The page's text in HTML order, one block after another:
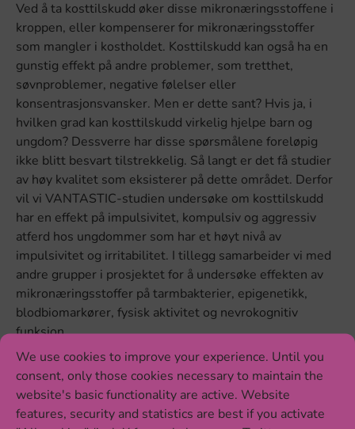
We use cookies to improve your experience. Until you
consent, only those cookies necessary to maintain the
website's basic functionality are active. Website
features, security and statistics are best if you activate
Ved å ta kosttilskudd øker disse mikronæringsstoffene i
kroppen, eller kompenserer for mikronæringsstoffer
som mangler i kostholdet. Kosttilskudd kan også ha en
gunstig effekt på andre problemer, som tretthet,
søvnproblemer, negative følelser eller
konsentrasjonsvansker. Men er dette sant? Hvis ja, i
hvilken grad kan kosttilskudd virkelig hjelpe barn og
ungdom? Dessverre har disse spørsmålene foreløpig
ikke blitt besvart tilstrekkelig. Så langt er det få studier
av høy kvalitet som eksisterer på dette området. Derfor
vil vi VANTASTIC-studien undersøke om kosttilskudd
har en effekt på impulsivitet, kompulsiv og aggressiv
atferd hos ungdommer som har et høyt nivå av
impulsivitet og irritabilitet. I tillegg samarbeider vi med
andre grupper i prosjektet for å undersøke effekten av
mikronæringsstoffer på tarmbakterier, epigenetikk,
blodbiomarkører, fysisk aktivitet og nevrokognitiv
funksjon.
VANTASTIC (Vitaminer og næringsstoffer som
supplement for impulsivitet, irritabilitet og
kompulsivitet) studiedesign